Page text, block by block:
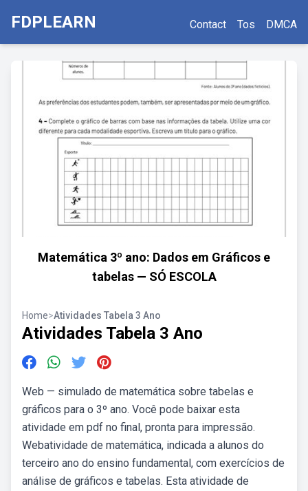
FDPLEARN Contact Tos DMCA
Matemática 3º ano: Dados em Gráficos e
tabelas — SÓ ESCOLA
Home>Atividades Tabela 3 Ano
Atividades Tabela 3 Ano
Web — simulado de matemática sobre tabelas e
gráficos para o 3º ano. Você pode baixar esta
atividade em pdf no final, pronta para impressão.
Webatividade de matemática, indicada a alunos do
terceiro ano do ensino fundamental, com exercícios de
análise de gráficos e tabelas. Esta atividade de